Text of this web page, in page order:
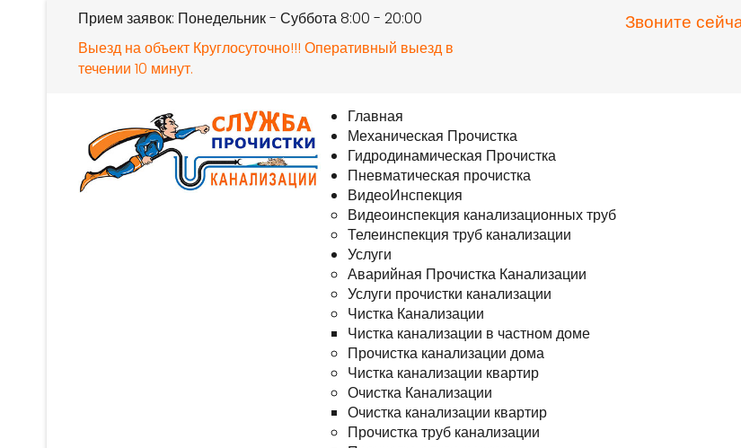
Прием заявок: Понедельник - Суббота 8:00 - 20:00
Выезд на объект Круглосуточно!!! Оперативный выезд в
течении 10 минут.
Звоните
Главная
Механическая Прочистка
Гидродинамическая Прочистка
Пневматическая прочистка
ВидеоИнспекция
Видеоинспекция канализационных труб
Телеинспекция труб канализации
Услуги
Аварийная Прочистка Канализации
Услуги прочистки канализации
Чистка Канализации
Чистка канализации в частном доме
Прочистка канализации дома
Чистка канализации квартир
Очистка Канализации
Очистка канализации квартир
Прочистка труб канализации